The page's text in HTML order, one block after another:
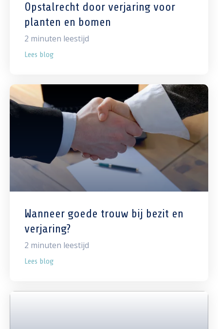
Opstalrecht door verjaring voor
planten en bomen
2 minuten leestijd
Lees blog
Wanneer goede trouw bij bezit en
verjaring?
2 minuten leestijd
Lees blog